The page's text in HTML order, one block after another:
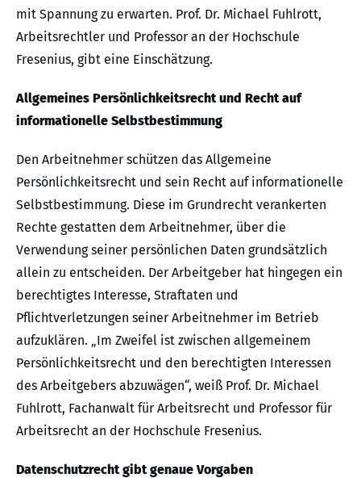
mit Spannung zu erwarten. Prof. Dr. Michael Fuhlrott,
Arbeitsrechtler und Professor an der Hochschule
Fresenius, gibt eine Einschätzung.
Allgemeines Persönlichkeitsrecht und Recht auf
informationelle Selbstbestimmung
Den Arbeitnehmer schützen das Allgemeine
Persönlichkeitsrecht und sein Recht auf informationelle
Selbstbestimmung. Diese im Grundrecht verankerten
Rechte gestatten dem Arbeitnehmer, über die
Verwendung seiner persönlichen Daten grundsätzlich
allein zu entscheiden. Der Arbeitgeber hat hingegen ein
berechtigtes Interesse, Straftaten und
Pflichtverletzungen seiner Arbeitnehmer im Betrieb
aufzuklären. „Im Zweifel ist zwischen allgemeinem
Persönlichkeitsrecht und den berechtigten Interessen
des Arbeitgebers abzuwägen“, weiß Prof. Dr. Michael
Fuhlrott, Fachanwalt für Arbeitsrecht und Professor für
Arbeitsrecht an der Hochschule Fresenius.
Datenschutzrecht gibt genaue Vorgaben